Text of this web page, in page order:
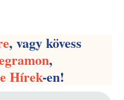
, vagy kövess
,
Hírek-en!